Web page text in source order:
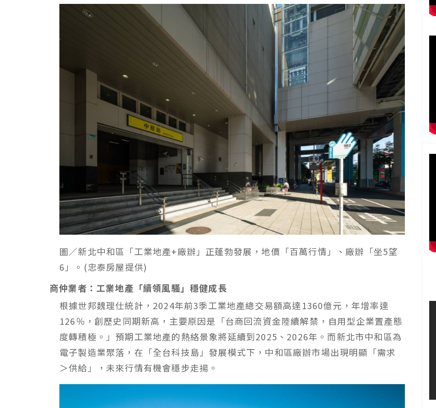
圖／新北中和區「工業地產+廠辦」正蓬勃發展，地價「百萬行情」、廠辦「坐5望
6」。(忠泰房屋提供)
商仲業者：工業地產「續領風騷」穩健成長
根據世邦魏理仕統計，2024年前3季工業地產總交易額高達1360億元，年增率達
126％，創歷史同期新高，主要原因是「台商回流資金陸續解禁，自用型企業置產態
度轉積極。」預期工業地產的熱絡景象將延續到2025、2026年。而新北市中和區為
電子製造業聚落，在「全台科技島」發展模式下，中和區廠辦市場出現明顯「需求
＞供給」，未來行情有機會穩步走揚。